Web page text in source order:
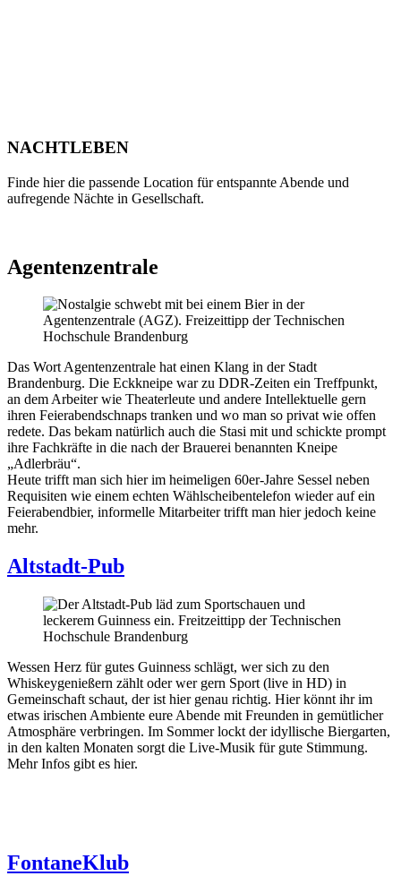
NACHTLEBEN
Finde hier die passende Location für entspannte Abende und
aufregende Nächte in Gesellschaft.
Agentenzentrale
Das Wort Agentenzentrale hat einen Klang in der Stadt
Brandenburg. Die Eckkneipe war zu DDR-Zeiten ein Treffpunkt,
an dem Arbeiter wie Theaterleute und andere Intellektuelle gern
ihren Feierabendschnaps tranken und wo man so privat wie offen
redete. Das bekam natürlich auch die Stasi mit und schickte prompt
ihre Fachkräfte in die nach der Brauerei benannten Kneipe
„Adlerbräu“.
Heute trifft man sich hier im heimeligen 60er-Jahre Sessel neben
Requisiten wie einem echten Wählscheibentelefon wieder auf ein
Feierabendbier, informelle Mitarbeiter trifft man hier jedoch keine
mehr.
Altstadt-Pub
Wessen Herz für gutes Guinness schlägt, wer sich zu den
Whiskeygenießern zählt oder wer gern Sport (live in HD) in
Gemeinschaft schaut, der ist hier genau richtig. Hier könnt ihr im
etwas irischen Ambiente eure Abende mit Freunden in gemütlicher
Atmosphäre verbringen. Im Sommer lockt der idyllische Biergarten,
in den kalten Monaten sorgt die Live-Musik für gute Stimmung.
Mehr Infos gibt es hier.
FontaneKlub